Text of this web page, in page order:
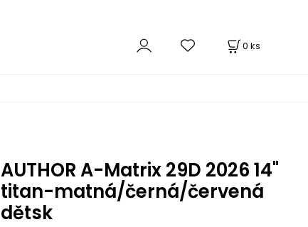
0 ks
AUTHOR A-Matrix 29D 2026 14"
titan-matná/černá/červená
dětsk